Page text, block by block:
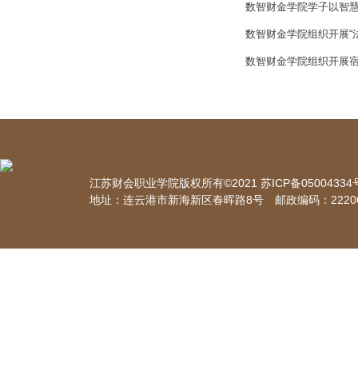
数智财金学院学子以智
数智财金学院组织开展“
数智财金学院组织开展
江苏财会职业学院版权所有©2021 苏ICP备
地址：连云港市新海新区春晖路8号 邮政编码：